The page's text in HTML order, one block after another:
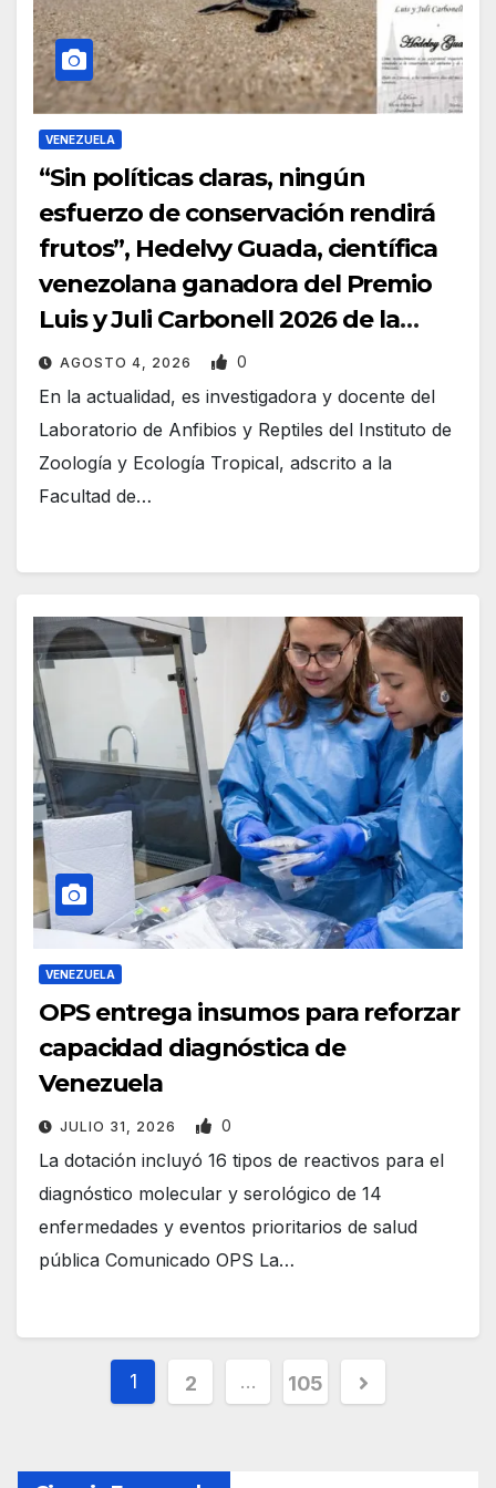
VENEZUELA
“Sin políticas claras, ningún
esfuerzo de conservación rendirá
frutos”, Hedelvy Guada, científica
venezolana ganadora del Premio
Luis y Juli Carbonell 2026 de la
Acfiman
AGOSTO 4, 2026 0
En la actualidad, es investigadora y docente del
Laboratorio de Anfibios y Reptiles del Instituto de
Zoología y Ecología Tropical, adscrito a la
Facultad de…
VENEZUELA
OPS entrega insumos para reforzar
capacidad diagnóstica de
Venezuela
JULIO 31, 2026 0
La dotación incluyó 16 tipos de reactivos para el
diagnóstico molecular y serológico de 14
enfermedades y eventos prioritarios de salud
pública Comunicado OPS La…
g
1 2 … 105